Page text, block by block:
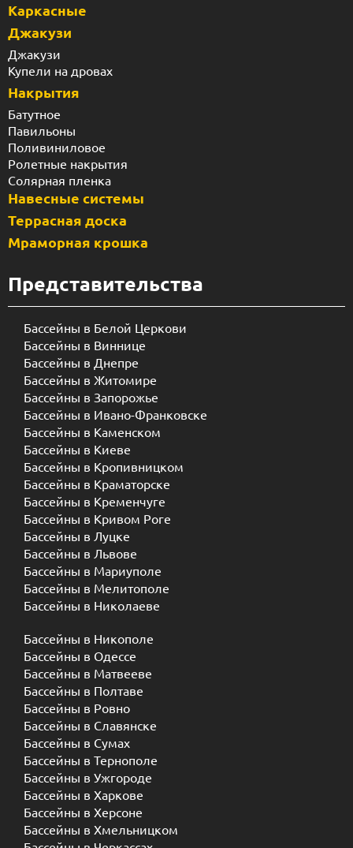
Каркасные
Джакузи
Джакузи
Купели на дровах
Накрытия
Батутное
Павильоны
Поливиниловое
Ролетные накрытия
Солярная пленка
Навесные системы
Террасная доска
Мраморная крошка
Представительства
Бассейны в Белой Церкови
Бассейны в Виннице
Бассейны в Днепре
Бассейны в Житомире
Бассейны в Запорожье
Бассейны в Ивано-Франковске
Бассейны в Каменском
Бассейны в Киеве
Бассейны в Кропивницком
Бассейны в Краматорске
Бассейны в Кременчуге
Бассейны в Кривом Роге
Бассейны в Луцке
Бассейны в Львове
Бассейны в Мариуполе
Бассейны в Мелитополе
Бассейны в Николаеве
Бассейны в Никополе
Бассейны в Одессе
Бассейны в Матвееве
Бассейны в Полтаве
Бассейны в Ровно
Бассейны в Славянске
Бассейны в Сумах
Бассейны в Тернополе
Бассейны в Ужгороде
Бассейны в Харкове
Бассейны в Херсоне
Бассейны в Хмельницком